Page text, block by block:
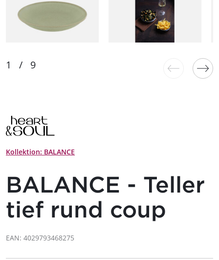
Kollektion: BALANCE
BALANCE - Teller
tief rund coup
EAN: 4029793468275